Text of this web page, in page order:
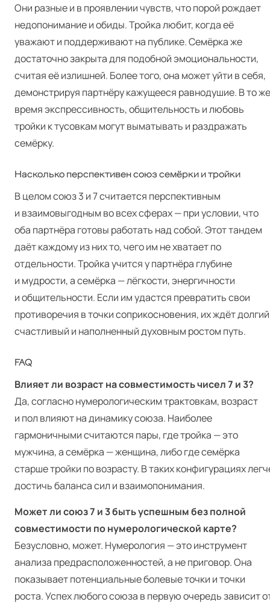
Они разные и в проявлении чувств, что порой рождает
недопонимание и обиды. Тройка любит, когда её
уважают и поддерживают на публике. Семёрка же
достаточно закрыта для подобной эмоциональности,
считая её излишней. Более того, она может уйти в себя,
демонстрируя партнёру кажущееся равнодушие. В то же
время экспрессивность, общительность и любовь
тройки к тусовкам могут выматывать и раздражать
семёрку.
Насколько перспективен союз семёрки и тройки
В целом союз 3 и 7 считается перспективным
и взаимовыгодным во всех сферах — при условии, что
оба партнёра готовы работать над собой. Этот тандем
даёт каждому из них то, чего им не хватает по
отдельности. Тройка учится у партнёра глубине
и мудрости, а семёрка — лёгкости, энергичности
и общительности. Если им удастся превратить свои
противоречия в точки соприкосновения, их ждёт
счастливый и наполненный духовным ростом путь.
FAQ
Влияет ли возраст на совместимость чисел 7 и 3?
Да, согласно нумерологическим трактовкам, возраст
и пол влияют на динамику союза. Наиболее
гармоничными считаются пары, где тройка — это
мужчина, а семёрка — женщина, либо где семёрка
старше тройки по возрасту. В таких конфигурациях
достичь баланса сил и взаимопонимания.
Может ли союз 7 и 3 быть успешным без полной
совместимости по нумерологической карте?
Безусловно, может. Нумерология — это инструмент
анализа предрасположенностей, а не приговор. Она
показывает потенциальные болевые точки и точки
роста. Успех любого союза в первую очередь зависит